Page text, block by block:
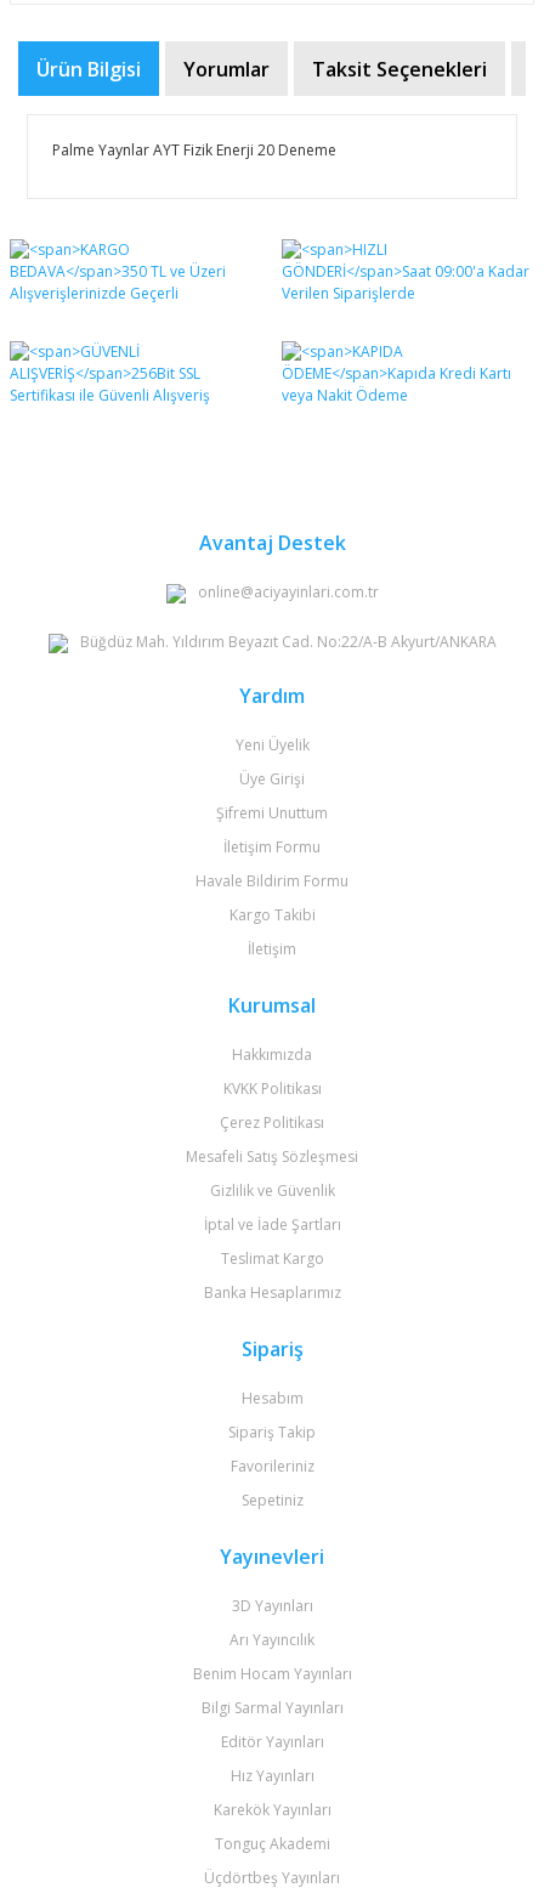
Ürün Bilgisi Yorumlar Taksit Seçenekleri
Palme Yaynlar AYT Fizik Enerji 20 Deneme
Bu ürüne ilk yorumu siz yapın!
Yorum Yaz
Bu ürünün fiyat bilgisi, resim, ürün açıklamalarında ve
diğer konularda yetersiz gördüğünüz noktaları öneri
formunu kullanarak tarafımıza iletebilirsiniz.
Görüş ve önerileriniz için teşekkür ederiz.
Ürün resmi kalitesiz, bozuk veya görüntülenemiyor.
Ürün açıklamasında eksik bilgiler bulunuyor.
Avantaj Destek
online@aciyayinlari.com.tr
Büğdüz Mah. Yıldırım Beyazıt Cad. No:22/A-B Akyurt/ANKARA
Yardım
Yeni Üyelik
Üye Girişi
Şifremi Unuttum
İletişim Formu
Havale Bildirim Formu
Kargo Takibi
İletişim
Kurumsal
Hakkımızda
KVKK Politikası
Çerez Politikası
Mesafeli Satış Sözleşmesi
Gizlilik ve Güvenlik
İptal ve İade Şartları
Teslimat Kargo
Banka Hesaplarımız
Sipariş
Hesabım
Sipariş Takip
Favorileriniz
Sepetiniz
Yayınevleri
3D Yayınları
Arı Yayıncılık
Benim Hocam Yayınları
Bilgi Sarmal Yayınları
Editör Yayınları
Hız Yayınları
Karekök Yayınları
Tonguç Akademi
Üçdörtbeş Yayınları